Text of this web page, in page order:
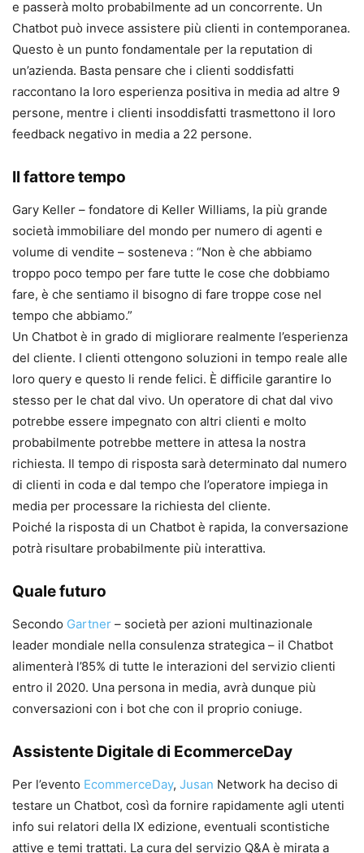
e passerà molto probabilmente ad un concorrente. Un
Chatbot può invece assistere più clienti in contemporanea.
Questo è un punto fondamentale per la reputation di
un’azienda. Basta pensare che i clienti soddisfatti
raccontano la loro esperienza positiva in media ad altre 9
persone, mentre i clienti insoddisfatti trasmettono il loro
feedback negativo in media a 22 persone.
Il fattore tempo
Gary Keller – fondatore di Keller Williams, la più grande
società immobiliare del mondo per numero di agenti e
volume di vendite – sosteneva : “Non è che abbiamo
troppo poco tempo per fare tutte le cose che dobbiamo
fare, è che sentiamo il bisogno di fare troppe cose nel
tempo che abbiamo.”
Un Chatbot è in grado di migliorare realmente l’esperienza
del cliente. I clienti ottengono soluzioni in tempo reale alle
loro query e questo li rende felici. È difficile garantire lo
stesso per le chat dal vivo. Un operatore di chat dal vivo
potrebbe essere impegnato con altri clienti e molto
probabilmente potrebbe mettere in attesa la nostra
richiesta. Il tempo di risposta sarà determinato dal numero
di clienti in coda e dal tempo che l’operatore impiega in
media per processare la richiesta del cliente.
Poiché la risposta di un Chatbot è rapida, la conversazione
potrà risultare probabilmente più interattiva.
Quale futuro
Secondo Gartner – società per azioni multinazionale
leader mondiale nella consulenza strategica – il Chatbot
alimenterà l’85% di tutte le interazioni del servizio clienti
entro il 2020. Una persona in media, avrà dunque più
conversazioni con i bot che con il proprio coniuge.
Assistente Digitale di EcommerceDay
Per l’evento EcommerceDay, Jusan Network ha deciso di
testare un Chatbot, così da fornire rapidamente agli utenti
info sui relatori della IX edizione, eventuali scontistiche
attive e temi trattati. La cura del servizio Q&A è mirata a